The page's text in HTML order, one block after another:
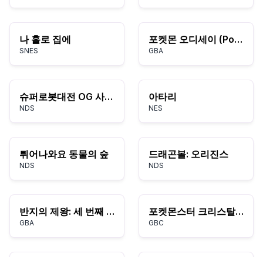
나 홀로 집에
SNES
포켓몬 오디세이 (Pokemon Odyssey)
GBA
슈퍼로봇대전 OG 사가: 엔드리스 프론티어
NDS
아타리
NES
튀어나와요 동물의 숲
NDS
드래곤볼: 오리진스
NDS
반지의 제왕: 세 번째 시대
GBA
포켓몬스터 크리스탈 버전
GBC